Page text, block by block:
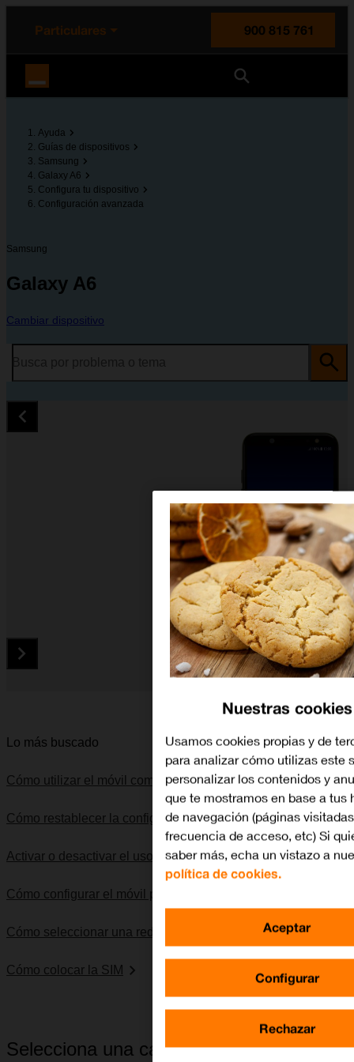
principal
la página
Particulares
900 815 761
Ayuda
Guías de dispositivos
Samsung
Galaxy A6
Configura tu dispositivo
Configuración avanzada
Samsung
Galaxy A6
Cambiar dispositivo
Lo más buscado
Cómo utilizar el móvil como punto de acceso Wi-Fi
Cómo restablecer la configuración predeterminada
Activar o desactivar el uso del código PIN
Cómo configurar el móvil para internet
Cómo seleccionar una red
Cómo colocar la SIM
Selecciona una categoría
Nuestras cookies
Usamos cookies propias y de
para analizar cómo utilizas este
personalizar los contenidos y
que te mostramos en base a tus
de navegación (páginas
frecuencia de acceso, etc) Si
saber más, echa un vistazo a
política de cookies.
Configurar
Rechazar
Aceptar